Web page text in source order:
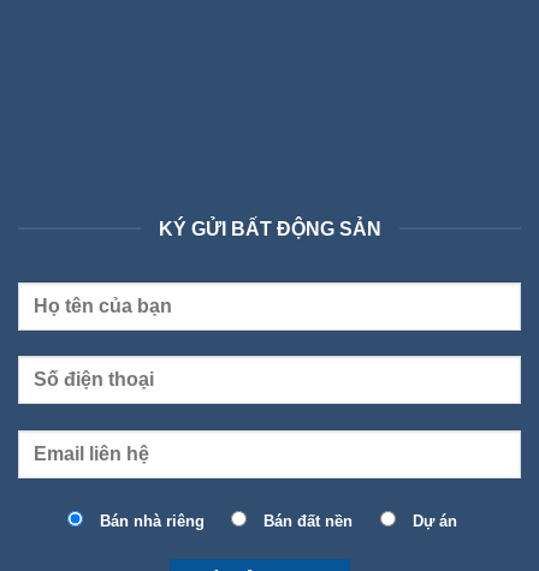
KÝ GỬI BẤT ĐỘNG SẢN
Bán nhà riêng Bán đất nền Dự án